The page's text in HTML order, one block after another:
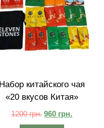
Набор китайского чая
«20 вкусов Китая»
1200грн. 960 грн.